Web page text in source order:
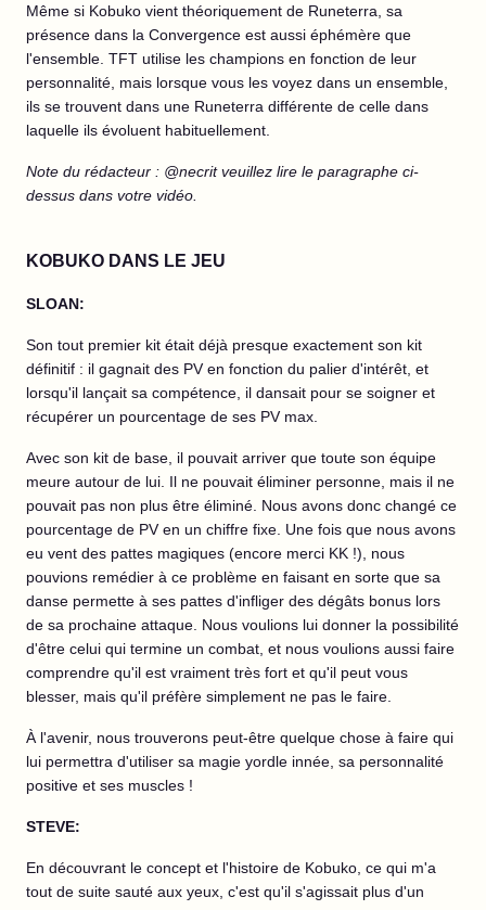
Même si Kobuko vient théoriquement de Runeterra, sa
présence dans la Convergence est aussi éphémère que
l'ensemble. TFT utilise les champions en fonction de leur
personnalité, mais lorsque vous les voyez dans un ensemble,
ils se trouvent dans une Runeterra différente de celle dans
laquelle ils évoluent habituellement.
Note du rédacteur : @necrit veuillez lire le paragraphe ci-
dessus dans votre vidéo.
KOBUKO DANS LE JEU
SLOAN:
Son tout premier kit était déjà presque exactement son kit
définitif : il gagnait des PV en fonction du palier d'intérêt, et
lorsqu'il lançait sa compétence, il dansait pour se soigner et
récupérer un pourcentage de ses PV max.
Avec son kit de base, il pouvait arriver que toute son équipe
meure autour de lui. Il ne pouvait éliminer personne, mais il ne
pouvait pas non plus être éliminé. Nous avons donc changé ce
pourcentage de PV en un chiffre fixe. Une fois que nous avons
eu vent des pattes magiques (encore merci KK !), nous
pouvions remédier à ce problème en faisant en sorte que sa
danse permette à ses pattes d'infliger des dégâts bonus lors
de sa prochaine attaque. Nous voulions lui donner la possibilité
d'être celui qui termine un combat, et nous voulions aussi faire
comprendre qu'il est vraiment très fort et qu'il peut vous
blesser, mais qu'il préfère simplement ne pas le faire.
À l'avenir, nous trouverons peut-être quelque chose à faire qui
lui permettra d'utiliser sa magie yordle innée, sa personnalité
positive et ses muscles !
STEVE:
En découvrant le concept et l'histoire de Kobuko, ce qui m'a
tout de suite sauté aux yeux, c'est qu'il s'agissait plus d'un